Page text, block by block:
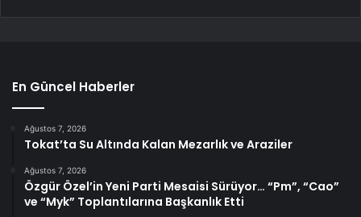
En Güncel Haberler
Ağustos 7, 2026
Tokat’ta Su Altında Kalan Mezarlık ve Araziler
Ağustos 7, 2026
Özgür Özel’in Yeni Parti Mesaisi Sürüyor… “Pm”, “Cao”
ve “Myk” Toplantılarına Başkanlık Etti